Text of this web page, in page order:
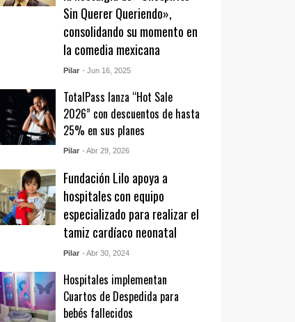
Sin Querer Queriendo»,
consolidando su momento en
la comedia mexicana
Pilar - Jun 16, 2025
TotalPass lanza “Hot Sale
2026” con descuentos de hasta
25% en sus planes
Pilar - Abr 29, 2026
Fundación Lilo apoya a
hospitales con equipo
especializado para realizar el
tamiz cardíaco neonatal
Pilar - Abr 30, 2024
Hospitales implementan
Cuartos de Despedida para
bebés fallecidos